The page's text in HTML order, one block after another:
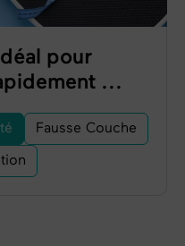
pour
...
Fausse Couche